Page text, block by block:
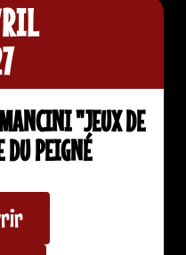
"JEUX DE
DU PEIGNÉ